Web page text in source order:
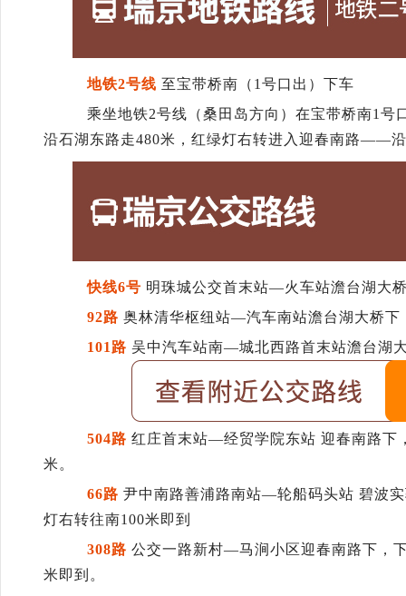
地铁2号线 至宝带桥南（1号口出）下车
乘坐地铁2号线（桑田岛方向）在宝带桥南1
沿石湖东路走480米，红绿灯右转进入迎春南路——
快线6号 明珠城公交首末站—火车站澹台湖大
92路 奥林清华枢纽站—汽车南站澹台湖大桥下
101路 吴中汽车站南—城北西路首末站澹台湖
504路 红庄首末站—经贸学院东站 迎春南路下
米。
66路 尹中南路善浦路南站—轮船码头站 碧波
灯右转往南100米即到
308路 公交一路新村—马涧小区迎春南路下，
米即到。